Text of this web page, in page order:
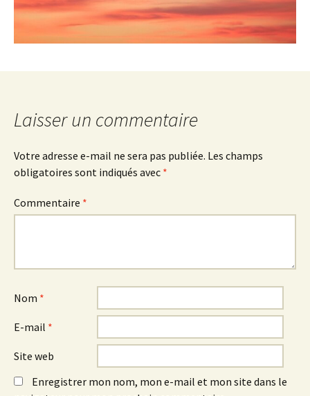
Laisser un commentaire
Votre adresse e-mail ne sera pas publiée. Les champs
obligatoires sont indiqués avec *
Commentaire *
Nom *
E-mail *
Site web
Enregistrer mon nom, mon e-mail et mon site dans le